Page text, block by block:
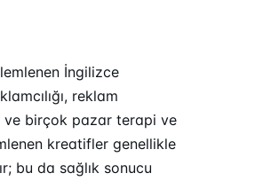
İngilizce
reklam
ve birçok pazar terapi ve
kreatifler genellikle
bu da sağlık sonucu